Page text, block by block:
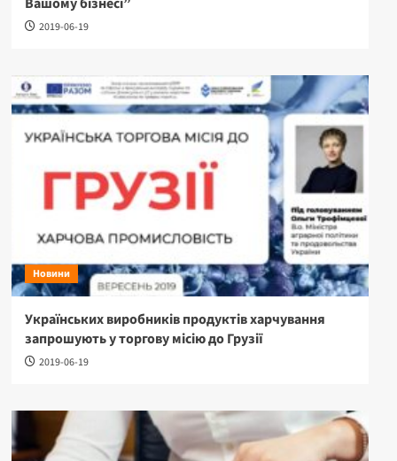
2019-06-19
Новини
Українських виробників продуктів харчування
запрошують у торгову місію до Грузії
2019-06-19